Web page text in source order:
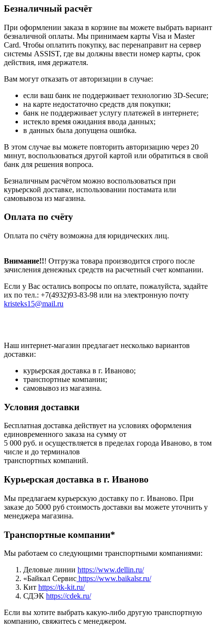
Безналичный расчёт
При оформлении заказа в корзине вы можете выбрать вариант
безналичной оплаты. Мы принимаем карты Visa и Master
Card. Чтобы оплатить покупку, вас перенаправит на сервер
системы ASSIST, где вы должны ввести номер карты, срок
действия, имя держателя.
Вам могут отказать от авторизации в случае:
если ваш банк не поддерживает технологию 3D-Secure;
на карте недостаточно средств для покупки;
банк не поддерживает услугу платежей в интернете;
истекло время ожидания ввода данных;
в данных была допущена ошибка.
В этом случае вы можете повторить авторизацию через 20
минут, воспользоваться другой картой или обратиться в свой
банк для решения вопроса.
Безналичным расчётом можно воспользоваться при
курьерской доставке, использовании постамата или
самовывоза из магазина.
Оплата по счёту
Оплата по счёту возможна для юридических лиц.
Внимание!!! Отгрузка товара производится строго после
зачисления денежных средств на расчетный счет компании.
Если у Вас остались вопросы по оплате, пожалуйста, задайте
их по тел.: +7(4932)93-83-98 или на электронную почту
kristeks15@mail.ru
Наш интернет-магазин предлагает несколько вариантов
доставки:
курьерская доставка в г. Иваново;
транспортные компании;
самовывоз из магазина.
Условия доставки
Бесплатная доставка действует на условиях оформления
единовременного заказа на сумму от
5 000 руб. и осуществляется в пределах города Иваново, в том
числе и до терминалов
транспортных компаний.
Курьерская доставка в г. Иваново
Мы предлагаем курьерскую доставку по г. Иваново. При
заказе до 5000 руб стоимость доставки вы можете уточнить у
менеджера магазина.
Транспортные компании*
Мы работаем со следующими транспортными компаниями:
Деловые линии https://www.dellin.ru/
«Байкал Сервис https://www.baikalsr.ru/
Кит https://tk-kit.ru/
СДЭК https://cdek.ru/
Если вы хотите выбрать какую-либо другую транспортную
компанию, свяжитесь с менеджером.